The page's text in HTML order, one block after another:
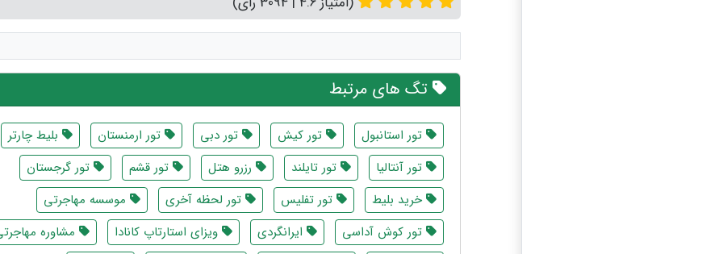
تگ های مرتبط
تور استانبول تور کیش تور دبی تور ارمنستان
بلیط چارتر
تور آنتالیا
تور تایلند رزرو هتل تور قشم
تور گرجستان
خرید بلیط
تور تفلیس تور لحظه آخری
موسسه مهاجرتی
تور کوش آداسی
ایرانگردی ویزای استارتاپ کانادا
مشاوره